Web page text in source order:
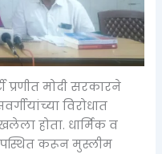
प्रणीत मोदी सरकारने
विरोधात
होता. धार्मिक व
करून मुस्लीम